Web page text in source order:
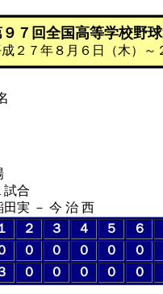
７回全国高等学校野
２７年８月６日（木）～
合
実 － 今 治 西
２ ３ ４ ５ ６
０ ０ ０ ０ ０
０ ０ ０ ０ ０